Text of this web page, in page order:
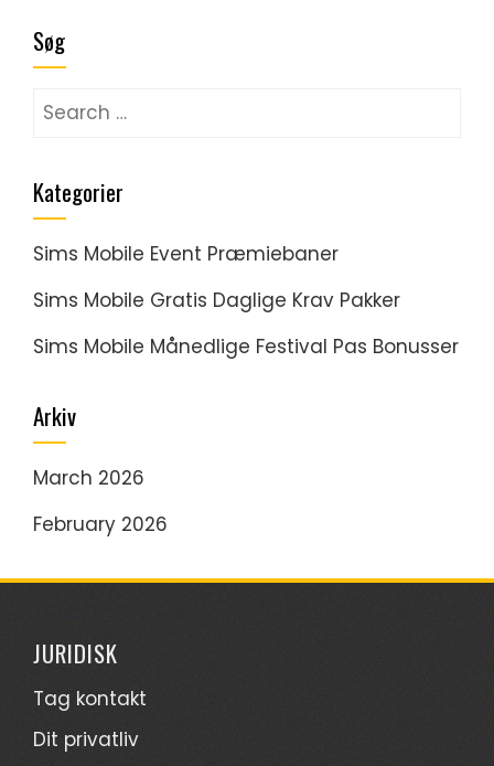
Søg
Search
Kategorier
Sims Mobile Event Præmiebaner
Sims Mobile Gratis Daglige Krav Pakker
Sims Mobile Månedlige Festival Pas Bonusser
Arkiv
March 2026
February 2026
JURIDISK
Tag kontakt
Dit privatliv